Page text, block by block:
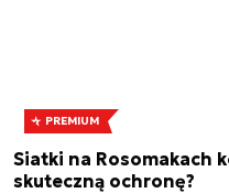
PREMIUM
Siatki na Rosomakach
skuteczną ochronę?